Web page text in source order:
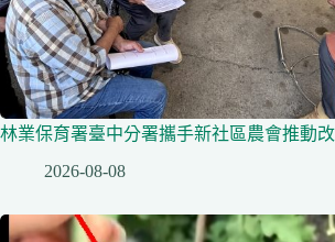
林業保育署臺中分署攜手新社區農會推動
2026-08-08